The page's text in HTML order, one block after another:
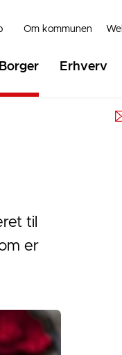
Om kommunen
Borger Erhverv
til
er